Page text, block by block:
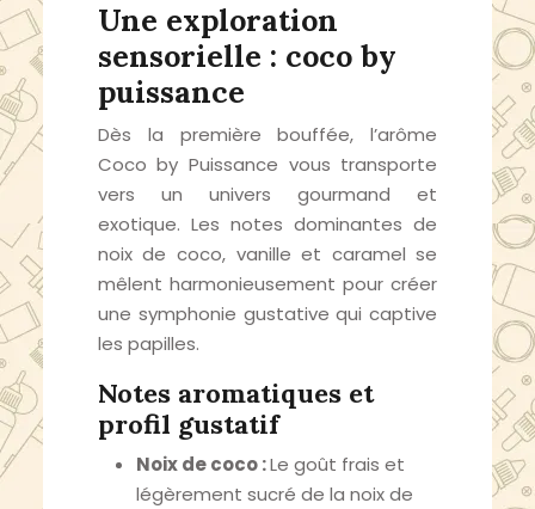
Une exploration
sensorielle : coco by
puissance
Dès la première bouffée, l’arôme
Coco by Puissance vous transporte
vers un univers gourmand et
exotique. Les notes dominantes de
noix de coco, vanille et caramel se
mêlent harmonieusement pour créer
une symphonie gustative qui captive
les papilles.
Notes aromatiques et
profil gustatif
Noix de coco :Le goût frais et
légèrement sucré de la noix de